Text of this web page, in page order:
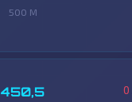
500 M
450,5 0